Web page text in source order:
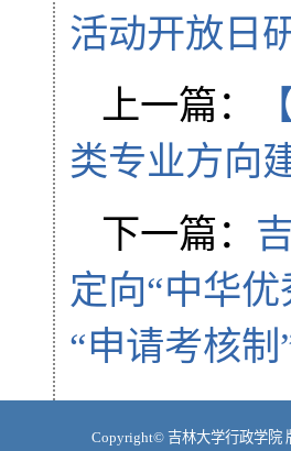
活动开放日
上一篇：
类专业方向
下一篇：
定向“中华
“申请考核
Copyright© 吉林大学行政学院